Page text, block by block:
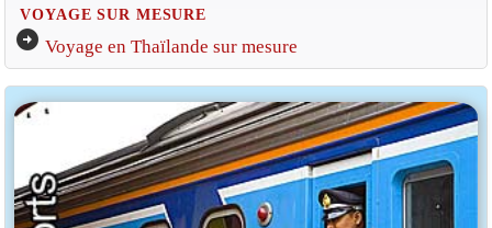
VOYAGE SUR MESURE
arrow_circle_right Voyage en Thaïlande sur mesure